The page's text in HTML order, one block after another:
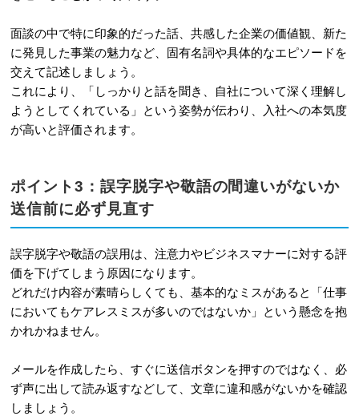
面談の中で特に印象的だった話、共感した企業の価値観、新た
に発見した事業の魅力など、固有名詞や具体的なエピソードを
交えて記述しましょう。
これにより、「しっかりと話を聞き、自社について深く理解し
ようとしてくれている」という姿勢が伝わり、入社への本気度
が高いと評価されます。
ポイント3：誤字脱字や敬語の間違いがないか
送信前に必ず見直す
誤字脱字や敬語の誤用は、注意力やビジネスマナーに対する評
価を下げてしまう原因になります。
どれだけ内容が素晴らしくても、基本的なミスがあると「仕事
においてもケアレスミスが多いのではないか」という懸念を抱
かれかねません。
メールを作成したら、すぐに送信ボタンを押すのではなく、必
ず声に出して読み返すなどして、文章に違和感がないかを確認
しましょう。